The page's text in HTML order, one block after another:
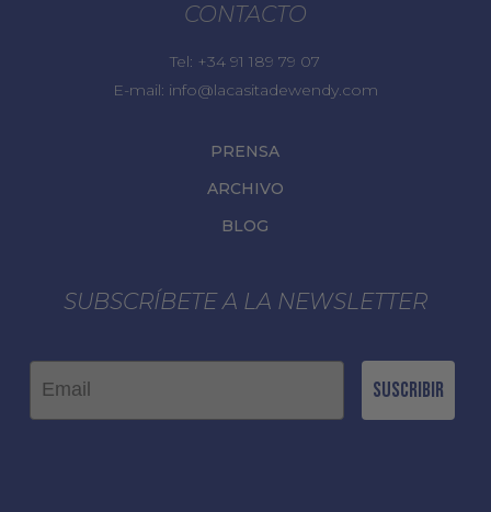
CONTACTO
Tel: +34 91 189 79 07
E-mail: info@lacasitadewendy.com
PRENSA
ARCHIVO
BLOG
SUBSCRÍBETE A LA NEWSLETTER
Email
Suscribir